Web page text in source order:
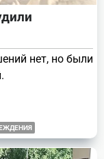
нет, но были